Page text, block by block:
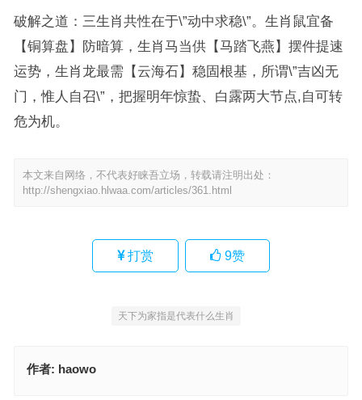
破解之道：三生肖共性在于\”动中求稳\”。生肖鼠宜备
【铜算盘】防暗算，生肖马当供【马踏飞燕】摆件提速
运势，生肖龙最需【云海石】稳固根基，所谓\”吉凶无
门，惟人自召\”，把握明年惊蛰、白露两大节点,自可转
危为机。
本文来自网络，不代表好睐吾立场，转载请注明出处：
http://shengxiao.hlwaa.com/articles/361.html
打赏 9赞
天下为家指是代表什么生肖
作者: haowo